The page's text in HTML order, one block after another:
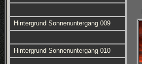
Hintergrund Sonnenuntergang 009
Hintergrund Sonnenuntergang 010